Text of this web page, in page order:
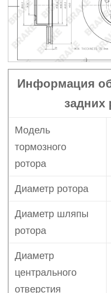
Общая высота
Количество
крепежных
Информация
задних
Модель
тормозного
ротора
Диаметр ротора
Диаметр шляпы
ротора
Диаметр
центрального
отверстия